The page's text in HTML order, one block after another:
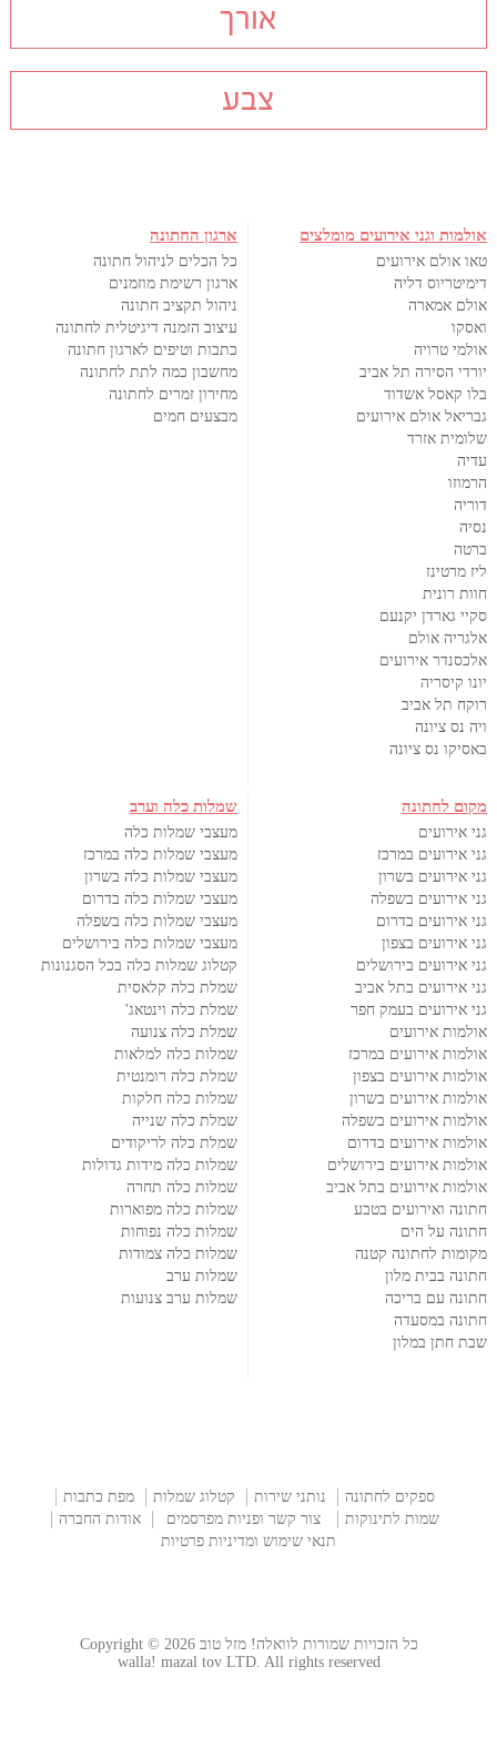
אורך
צבע
אולמות וגני אירועים מומלצים
טאו אולם אירועים
דימיטריוס דליה
אולם אמארה
ואסקו
אולמי טרויה
יורדי הסירה תל אביב
בלו קאסל אשדוד
גבריאל אולם אירועים
שלומית אזרד
עדיה
הרמוזו
דוריה
נסיה
ברטה
ליז מרטינז
חוות רונית
סקיי גארדן יקנעם
אלגריה אולם
אלכסנדר אירועים
יונו קיסריה
רוקח תל אביב
ויה נס ציונה
באסיקו נס ציונה
ארגון החתונה
כל הכלים לניהול חתונה
ארגון רשימת מוזמנים
ניהול תקציב חתונה
עיצוב הזמנה דיגיטלית לחתונה
כתבות וטיפים לארגון חתונה
מחשבון כמה לתת לחתונה
מחירון זמרים לחתונה
מבצעים חמים
מקום לחתונה
גני אירועים
גני אירועים במרכז
גני אירועים בשרון
גני אירועים בשפלה
גני אירועים בדרום
גני אירועים בצפון
גני אירועים בירושלים
גני אירועים בתל אביב
גני אירועים בעמק חפר
אולמות אירועים
אולמות אירועים במרכז
אולמות אירועים בצפון
אולמות אירועים בשרון
אולמות אירועים בשפלה
אולמות אירועים בדרום
אולמות אירועים בירושלים
אולמות אירועים בתל אביב
חתונה ואירועים בטבע
חתונה על הים
מקומות לחתונה קטנה
חתונה בבית מלון
חתונה עם בריכה
חתונה במסעדה
שבת חתן במלון
שמלות כלה וערב
מעצבי שמלות כלה
מעצבי שמלות כלה במרכז
מעצבי שמלות כלה בשרון
מעצבי שמלות כלה בדרום
מעצבי שמלות כלה בשפלה
מעצבי שמלות כלה בירושלים
קטלוג שמלות כלה בכל הסגנונות
שמלת כלה קלאסית
שמלת כלה וינטאג'
שמלת כלה צנועה
שמלות כלה למלאות
שמלת כלה רומנטית
שמלות כלה חלקות
שמלת כלה שנייה
שמלת כלה לריקודים
שמלות כלה מידות גדולות
שמלות כלה תחרה
שמלות כלה מפוארות
שמלות כלה נפוחות
שמלות כלה צמודות
שמלות ערב
שמלות ערב צנועות
ספקים לחתונה נותני שירות קטלוג שמלות
מפת כתבות
שמות לתינוקות
צור קשר ופניות מפרסמים
אודות החברה
תנאי שימוש ומדיניות פרטיות
כל הזכויות שמורות לוואלה! מזל טוב Copyright © 2026
walla! mazal tov LTD. All rights reserved